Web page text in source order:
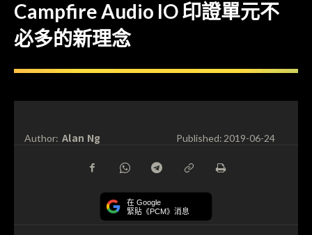
Campfire Audio IO 印證單元不
必多的新理念
Author: Alan Ng Published:2019-06-24
在 Google
緊貼《PCM》消息